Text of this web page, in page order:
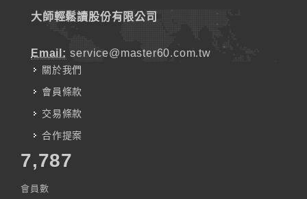
大師輕鬆讀股份有限公司
Email: service@master60.com.tw
關於我們
會員條款
交易條款
合作提案
7,787
會員數